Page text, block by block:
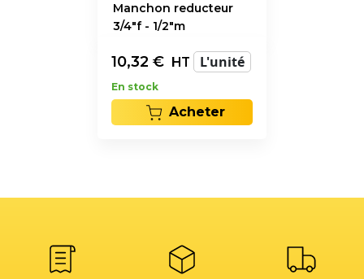
Manchon reducteur
3/4"f - 1/2"m
10,32 € HT L'unité
En stock
Acheter